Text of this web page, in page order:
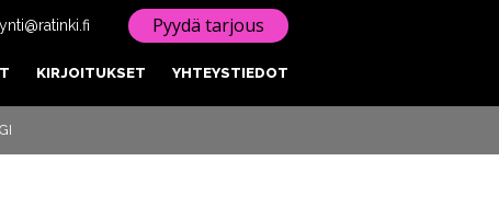
Pyydä tarjous
KIRJOITUKSET YHTEYSTIEDOT